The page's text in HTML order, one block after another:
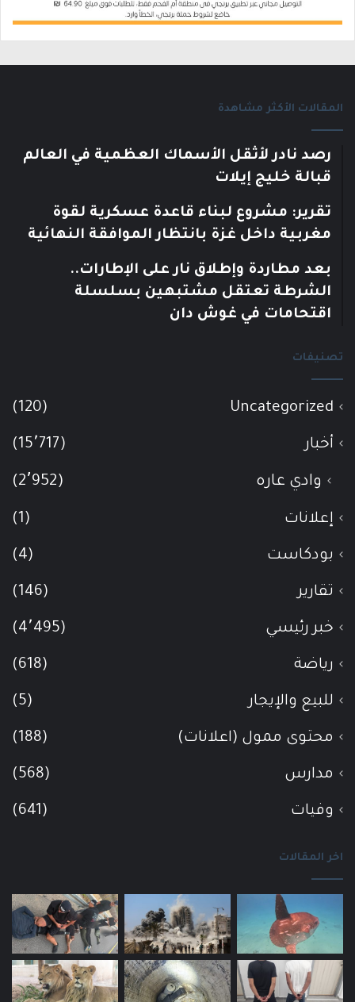
المقالات الأكثر مشاهدة
رصد نادر لأثقل الأسماك العظمية في العالم
قبالة خليج إيلات
تقرير: مشروع لبناء قاعدة عسكرية لقوة
مغربية داخل غزة بانتظار الموافقة النهائية
بعد مطاردة وإطلاق نار على الإطارات..
الشرطة تعتقل مشتبهين بسلسلة
اقتحامات في غوش دان
تصنيفات
Uncategorized
(120)
أخبار (15٬717)
وادي عاره (2٬952)
إعلانات (1)
بودكاست (4)
تقارير (146)
خبر رئيسي (4٬495)
رياضة (618)
للبيع والإيجار (5)
محتوى ممول (اعلانات) (188)
مدارس (568)
وفيات (641)
اخر المقالات